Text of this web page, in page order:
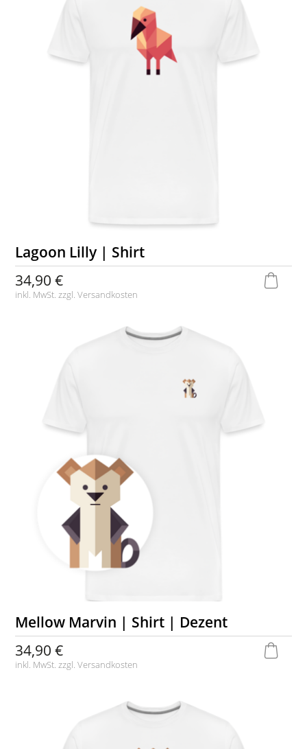
Lagoon Lilly | Shirt
34,90 €
inkl. MwSt. zzgl.Versandkosten
Mellow Marvin | Shirt | Dezent
34,90 €
inkl. MwSt. zzgl.Versandkosten